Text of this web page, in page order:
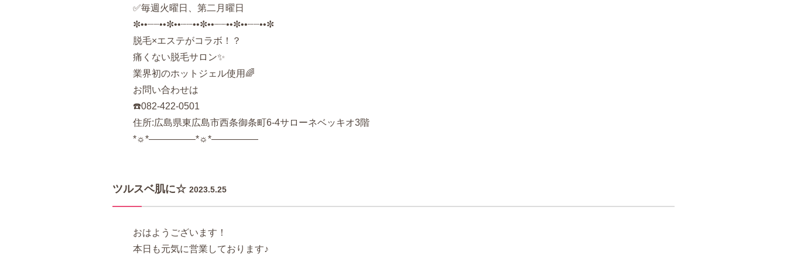
✅毎週火曜日、第二月曜日
✼••┈┈••✼••┈┈••✼••┈┈••✼••┈┈••✼
脱毛×エステがコラボ！？
痛くない脱毛サロン✨
業界初のホットジェル使用🌈
お問い合わせは
☎️082-422-0501
住所:広島県東広島市西条御条町6-4サローネベッキオ3階
*☼*―――――*☼*―――――
ツルスベ肌に☆ 2023.5.25
おはようございます！
本日も元気に営業しております♪